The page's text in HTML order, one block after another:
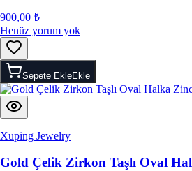
900,00 ₺
Henüz yorum yok
Sepete EkleEkle
Xuping Jewelry
Gold Çelik Zirkon Taşlı Oval